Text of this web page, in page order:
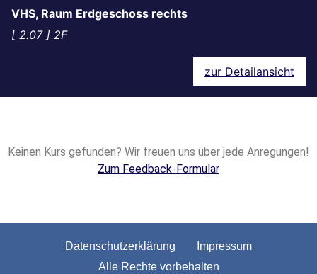
zur Detailansicht
VHS, Raum Erdgeschoss rechts
2.07
2F
Keinen Kurs gefunden? Wir freuen uns über jede Anregungen!
Zum Feedback-Formular
Datenschutzerklärung
Impressum
Alle Rechte vorbehalten